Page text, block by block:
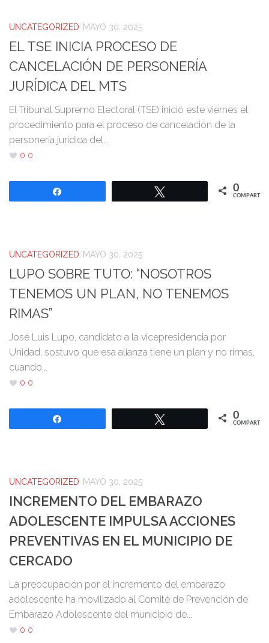
UNCATEGORIZED MAYO 30, 2025
EL TSE INICIA PROCESO DE
CANCELACIÓN DE PERSONERÍA
JURÍDICA DEL MTS
El Tribunal Supremo Electoral (TSE) inició este viernes el
procedimiento para el proceso de cancelación de la
personería jurídica del...
0 0
0
COMPARTIR
UNCATEGORIZED MAYO 30, 2025
LUPO SOBRE TUTO: “NOSOTROS
TENEMOS UN PLAN, NO TENEMOS
RIMAS”
José Luis Lupo, candidato a la vicepresidencia por
Unidad, sostuvo que esa alianza tiene un plan y no rimas,
cuando...
0 0
0
COMPARTIR
UNCATEGORIZED MAYO 30, 2025
INCREMENTO DEL EMBARAZO
ADOLESCENTE IMPULSA ACCIONES
PREVENTIVAS EN EL MUNICIPIO DE
CERCADO
La preocupación por el incremento del embarazo
adolescente ha movilizado al Comité de Prevención de
Embarazo Adolescente del municipio de...
0 0